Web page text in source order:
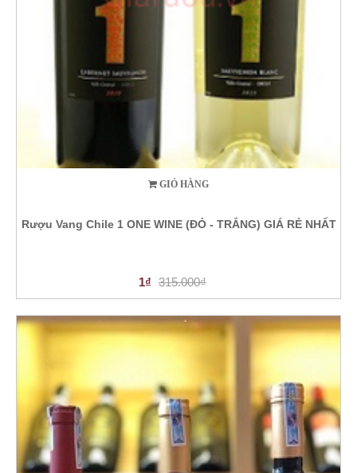
GIỎ HÀNG
Rượu Vang Chile 1 ONE WINE (ĐỎ - TRẮNG) GIÁ RẺ NHẤT
1₫ 315.000₫